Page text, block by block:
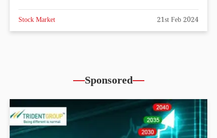
Stock Market 21st Feb 2024
Sponsored